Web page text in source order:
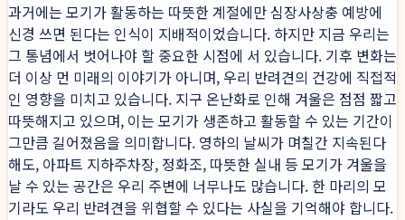
과거에는 모기가 활동하는 따뜻한 계절에만 심장사상충 예방에
신경 쓰면 된다는 인식이 지배적이었습니다. 하지만 지금 우리는
그 통념에서 벗어나야 할 중요한 시점에 서 있습니다. 기후 변화는
더 이상 먼 미래의 이야기가 아니며, 우리 반려견의 건강에 직접적
인 영향을 미치고 있습니다. 지구 온난화로 인해 겨울은 점점 짧고
따뜻해지고 있으며, 이는 모기가 생존하고 활동할 수 있는 기간이
그만큼 길어졌음을 의미합니다. 영하의 날씨가 며칠간 지속된다
해도, 아파트 지하주차장, 정화조, 따뜻한 실내 등 모기가 겨울을
날 수 있는 공간은 우리 주변에 너무나도 많습니다. 한 마리의 모
기라도 우리 반려견을 위협할 수 있다는 사실을 기억해야 합니다.